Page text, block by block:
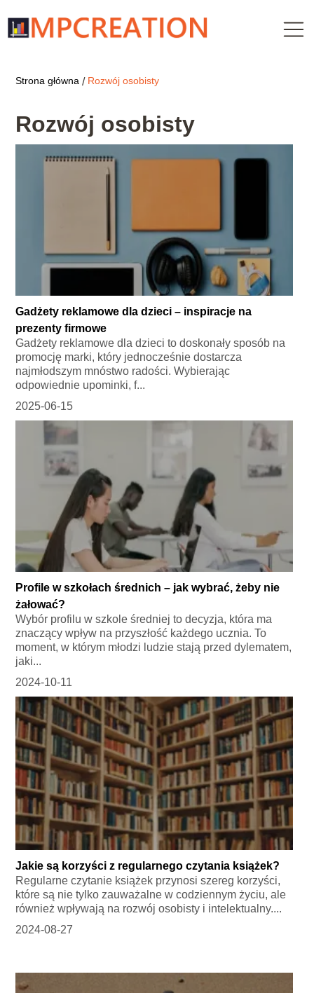
Strona główna / Rozwój osobisty
Rozwój osobisty
Gadżety reklamowe dla dzieci – inspiracje na
prezenty firmowe
Gadżety reklamowe dla dzieci to doskonały sposób na
promocję marki, który jednocześnie dostarcza
najmłodszym mnóstwo radości. Wybierając
odpowiednie upominki, f...
2025-06-15
Profile w szkołach średnich – jak wybrać, żeby nie
żałować?
Wybór profilu w szkole średniej to decyzja, która ma
znaczący wpływ na przyszłość każdego ucznia. To
moment, w którym młodzi ludzie stają przed dylematem,
jaki...
2024-10-11
Jakie są korzyści z regularnego czytania książek?
Regularne czytanie książek przynosi szereg korzyści,
które są nie tylko zauważalne w codziennym życiu, ale
również wpływają na rozwój osobisty i intelektualny....
2024-08-27